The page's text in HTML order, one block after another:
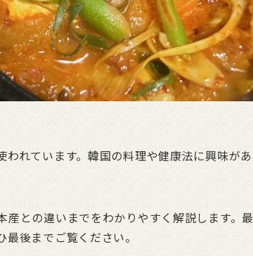
れています。韓国の料理や健康法に興味があ
との違いまでをわかりやすく解説します。最
最後までご覧ください。